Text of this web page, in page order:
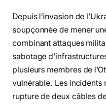
Depuis l’invasion de
soupçonnée de mener
combinant attaques
sabotage
plusieurs membres de
vulnérable. Les incidents
rupture de deux câbles